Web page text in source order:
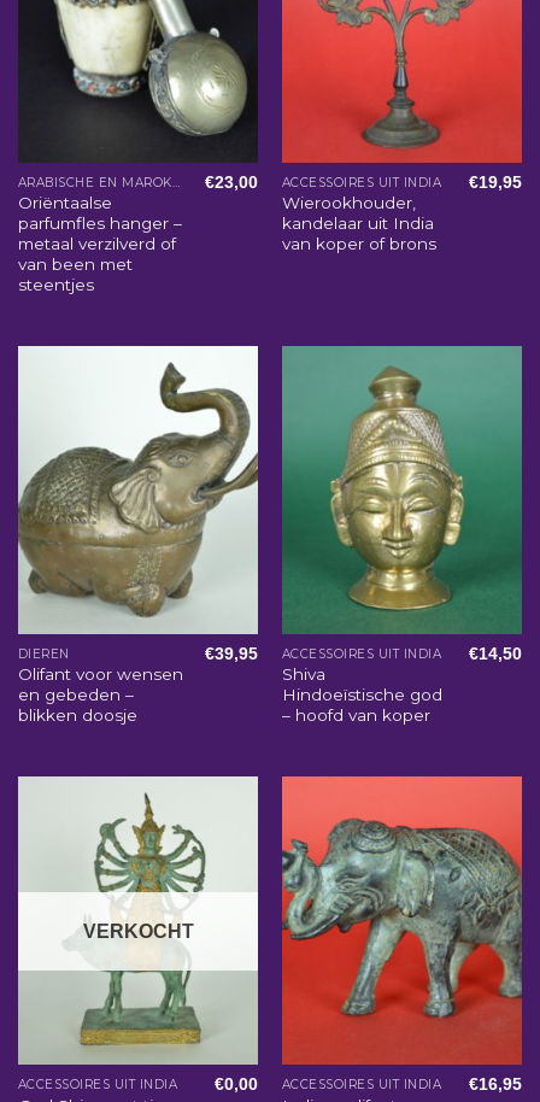
Oriëntaalse
parfumfles hanger –
metaal verzilverd of
van been met
steentjes
€23,00 ACCESSOIRES UIT INDIA
Wierookhouder,
kandelaar uit India
van koper of brons
€19,95
DIEREN
Olifant voor wensen
en gebeden –
blikken doosje
€39,95 ACCESSOIRES UIT INDIA
Shiva
Hindoeïstische god
– hoofd van koper
€14,50
VERKOCHT
ACCESSOIRES UIT INDIA €0,00 ACCESSOIRES UIT INDIA €16,95